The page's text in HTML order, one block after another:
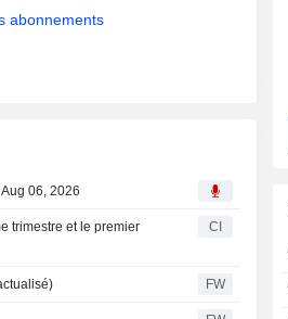
abonnements
06, 2026
trimestre et le premier
CI
FW